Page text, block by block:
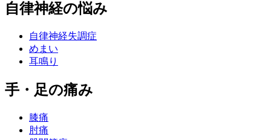
自律神経の悩み
自律神経失調症
めまい
耳鳴り
手・足の痛み
膝痛
肘痛